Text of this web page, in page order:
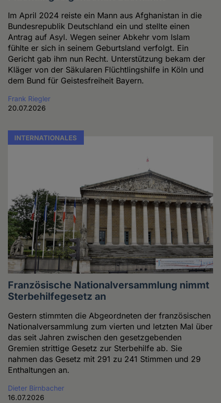
Im April 2024 reiste ein Mann aus Afghanistan in die
Bundesrepublik Deutschland ein und stellte einen
Antrag auf Asyl. Wegen seiner Abkehr vom Islam
fühlte er sich in seinem Geburtsland verfolgt. Ein
Gericht gab ihm nun Recht. Unterstützung bekam der
Kläger von der Säkularen Flüchtlingshilfe in Köln und
dem Bund für Geistesfreiheit Bayern.
Frank Riegler
20.07.2026
INTERNATIONALES
Französische Nationalversammlung nimmt
Sterbehilfegesetz an
Gestern stimmten die Abgeordneten der französischen
Nationalversammlung zum vierten und letzten Mal über
das seit Jahren zwischen den gesetzgebenden
Gremien strittige Gesetz zur Sterbehilfe ab. Sie
nahmen das Gesetz mit 291 zu 241 Stimmen und 29
Enthaltungen an.
Dieter Birnbacher
16.07.2026